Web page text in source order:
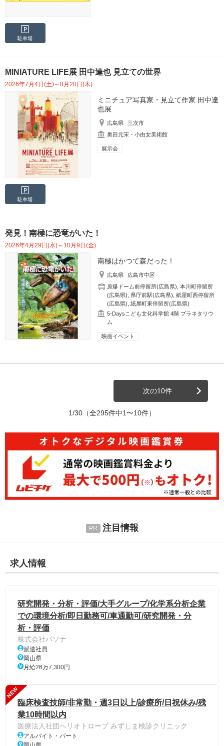
駐車場
MINIATURE LIFE展 田中達也 見立ての世界
2026年7月4日(土)～8月20日(木)
ミニチュア写真家・見立て作家 田中達
也展
広島県
三次市
奥田元宋・小由女美術館
展示会
駐車場
発見！南極に恐竜がいた！
2026年4月29日(水)～10月9日(金)
南極はかつて森だった！
広島県
広島市中区
原爆ドーム前停留所(広島県) ,本川町停留所
(広島県)
県庁前駅(広島県) ,紙屋町西停留所
(広島県) ,紙屋町東停留所(広島県)
5-Daysこども文化科学館 4階 プラネタリウ
ム
映画イベント
次の10件
1/30 （全295件中1〜10件）
注目情報
求人情報
研究開発・分析・評価/大手グループ/化学系分析企業
での環境分析/即日勤務可/車通勤可/研究開発・分
析・評価
株式会社パソナ
派遣社員
岡山県
月給26万7,300円
NEW
臨床検査技師/非常勤・週3日以上/診療所/日祝休み/残
業10時間以内
医療法人社団ヘリオトロープ みずしま検診クリニック
アルバイト・パート